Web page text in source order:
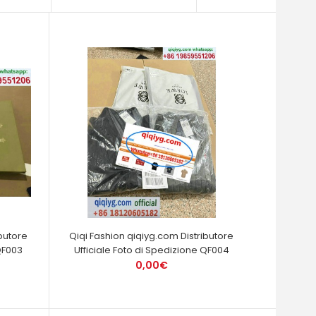
Qiqi Fashion qiqiyg.com Distributore
Ufficiale Foto di Spedizione QF004
0,00€